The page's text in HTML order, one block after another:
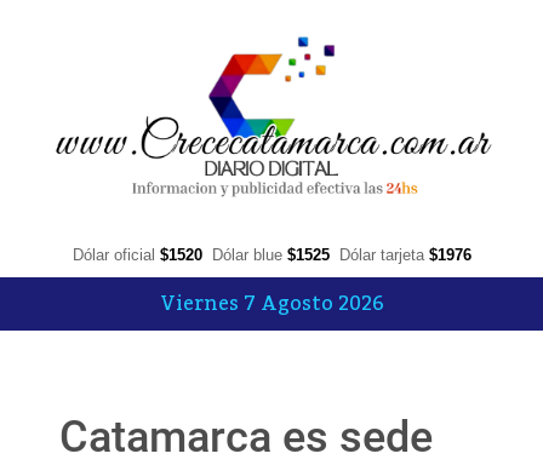
Dólar oficial $1520 Dólar blue $1525 Dólar tarjeta $1976
Viernes 7 Agosto 2026
Catamarca es sede